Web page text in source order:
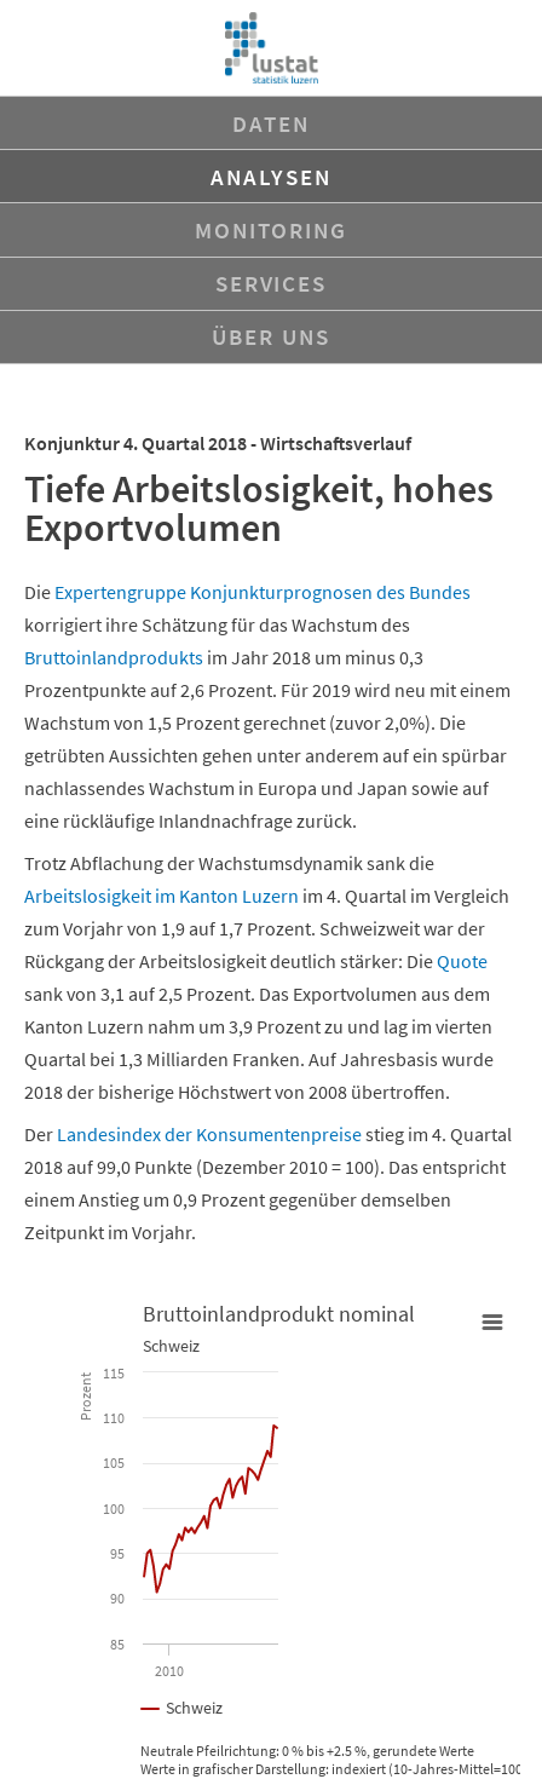
DATEN
ANALYSEN
MONITORING
SERVICES
ÜBER UNS
Konjunktur 4. Quartal 2018 - Wirtschaftsverlauf
Tiefe Arbeitslosigkeit, hohes
Exportvolumen
Die Expertengruppe Konjunkturprognosen des Bundes
korrigiert ihre Schätzung für das Wachstum des
Bruttoinlandprodukts im Jahr 2018 um minus 0,3
Prozentpunkte auf 2,6 Prozent. Für 2019 wird neu mit einem
Wachstum von 1,5 Prozent gerechnet (zuvor 2,0%). Die
getrübten Aussichten gehen unter anderem auf ein spürbar
nachlassendes Wachstum in Europa und Japan sowie auf
eine rückläufige Inlandnachfrage zurück.
Trotz Abflachung der Wachstumsdynamik sank die
Arbeitslosigkeit im Kanton Luzern im 4. Quartal im Vergleich
zum Vorjahr von 1,9 auf 1,7 Prozent. Schweizweit war der
Rückgang der Arbeitslosigkeit deutlich stärker: DieQuote
sank von 3,1 auf 2,5 Prozent. Das Exportvolumen aus dem
Kanton Luzern nahm um 3,9 Prozent zu und lag im vierten
Quartal bei 1,3 Milliarden Franken. Auf Jahresbasis wurde
2018 der bisherige Höchstwert von 2008 übertroffen.
Der Landesindex der Konsumentenpreisestieg im 4. Quartal
2018 auf 99,0 Punkte (Dezember 2010 = 100). Das entspricht
einem Anstieg um 0,9 Prozent gegenüber demselben
Zeitpunkt im Vorjahr.
Line chart with 43 data points.
View as data table, Bruttoinlandprodukt nominal
The chart has 1 X axis displaying Time. Data ranges from 2008-
The chart has 1 Y axis displaying Prozent. Data ranges from
Neutrale Pfeilrichtung: 0 % bis +2.5 %, gerundete Werte
Werte in grafischer Darstellung: indexiert (10-Jahres-Mittel=100)
Prozent
Bruttoinlandprodukt nominal
Schweiz
Schweiz
2010
85
90
95
100
105
110
115